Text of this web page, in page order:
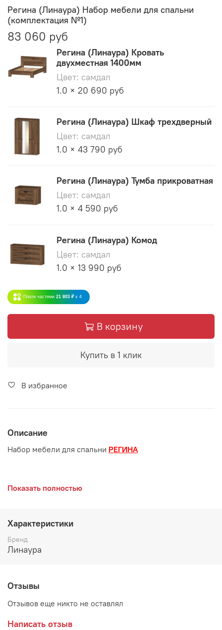
Регина (Линаура) Набор мебели для спальни
(комплектация №1)
83 060 руб
Регина (Линаура) Кровать
двухместная 1400мм
Цвет: самдал
1.0 × 20 690 руб
Регина (Линаура) Шкаф трехдверный
Цвет: самдал
1.0 × 43 790 руб
Регина (Линаура) Тумба прикроватная
Цвет: самдал
1.0 × 4 590 руб
Регина (Линаура) Комод
Цвет: самдал
1.0 × 13 990 руб
Плати частями 21 803 ₽ x 4
В корзину
Купить в 1 клик
В избранное
Описание
Набор мебели для спальни РЕГИНА
Цвет:Дуб Самдал
ЛДСП Дуб Самдал, вставка Венге
Мебельная фабрика ЛИНАУРА
Показать полностью
Характеристики
Бренд
Линаура
Отзывы
Отзывов еще никто не оставлял
Написать отзыв